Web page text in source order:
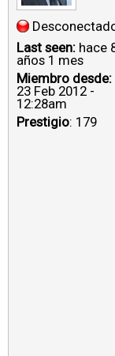
Last seen: hace
años 1 mes
Miembro desde:
23 Feb 2012 -
12:28am
Prestigio: 179